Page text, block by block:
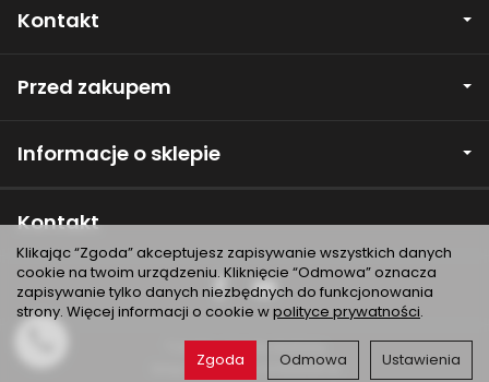
Kontakt
Przed zakupem
Informacje o sklepie
Kontakt
koszty dostawy
Sklep internetowy SOTESHOP AI
Klikając “Zgoda” akceptujesz zapisywanie wszystkich danych
cookie na twoim urządzeniu. Kliknięcie “Odmowa” oznacza
zapisywanie tylko danych niezbędnych do funkcjonowania
strony. Więcej informacji o cookie wpolityce prywatności.
Ustawienia
Odmowa
Zgoda